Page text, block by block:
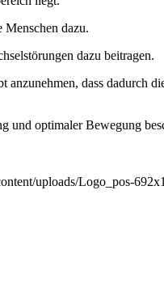
dazu.
dazu beitragen.
dass dadurch
und optimaler Bewegung
uploads/Logo_pos-